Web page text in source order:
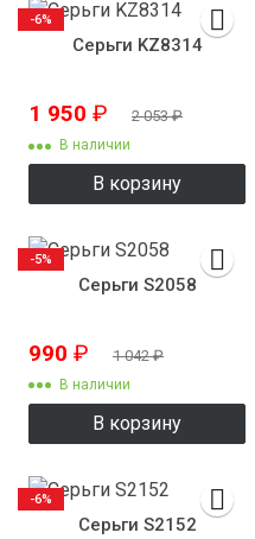
Серьги KZ8314
1 950 ₽ 2 053₽
В наличии
В корзину
-6%
Серьги S2058
990 ₽ 1 042₽
В наличии
В корзину
-5%
Серьги S2152
-6%